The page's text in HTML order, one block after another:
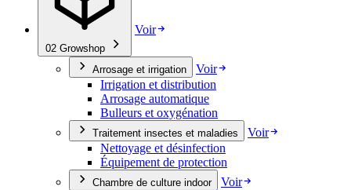
02 Growshop
Voir
Arrosage et irrigation
Voir
Irrigation et distribution
Arrosage automatique
Bulleurs et oxygénation
Traitement insectes et maladies
Voir
Nettoyage et désinfection
Équipement de protection
Chambre de culture indoor
Voir